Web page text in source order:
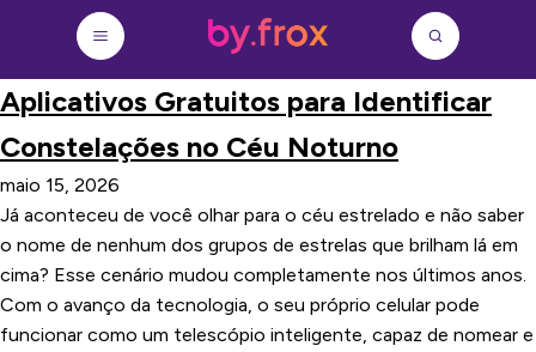
Aplicativos Gratuitos para Identificar
Constelações no Céu Noturno
maio 15, 2026
Já aconteceu de você olhar para o céu estrelado e não saber
o nome de nenhum dos grupos de estrelas que brilham lá em
cima? Esse cenário mudou completamente nos últimos anos.
Com o avanço da tecnologia, o seu próprio celular pode
funcionar como um telescópio inteligente, capaz de nomear e